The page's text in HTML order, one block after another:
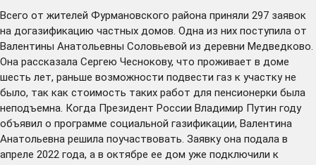
Всего от жителей Фурмановского района приняли 297 заявок
на догазификацию частных домов. Одна из них поступила от
Валентины Анатольевны Соловьевой из деревни Медведково.
Она рассказала Сергею Чеснокову, что проживает в доме
шесть лет, раньше возможности подвести газ к участку не
было, так как стоимость таких работ для пенсионерки была
неподъемна. Когда Президент России Владимир Путин году
объявил о программе социальной газификации, Валентина
Анатольевна решила поучаствовать. Заявку она подала в
апреле 2022 года, а в октябре ее дом уже подключили к